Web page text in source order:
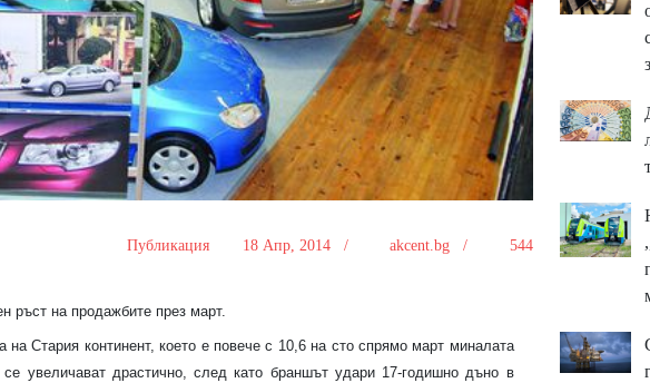
Публикация 18 Апр, 2014 / akcent.bg / 544
ръст на продажбите през март.
Стария континент, което е повече с 10,6 на сто спрямо март миналата
увеличават драстично, след като браншът удари 17-годишно дъно в